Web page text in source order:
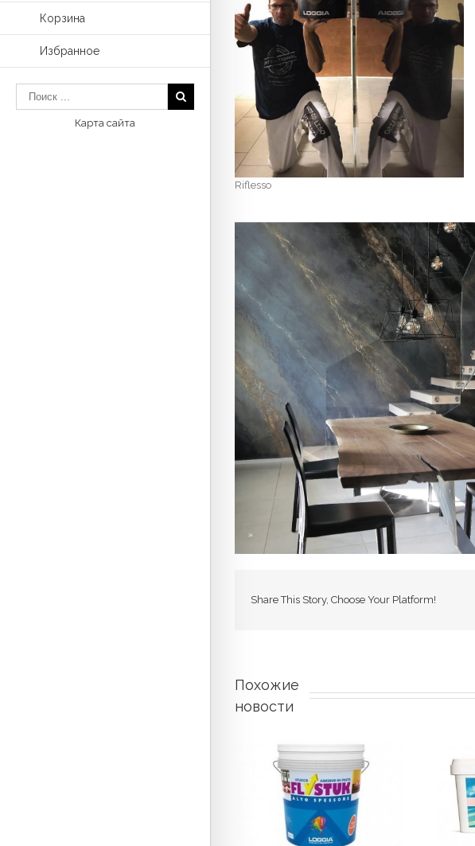
Корзина
Избранное
Карта сайта
Riflesso
Share This Story, Choose Your Platform!
Похожие
новости
Уже в продаже:
уникальная
интерьерная